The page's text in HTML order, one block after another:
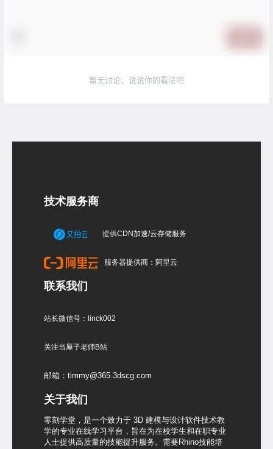
暂无讨论，说说你的看法吧
技术服务商
提供CDN加速/云存储服务
服务器提供商：阿里云
联系我们
站长微信号：linck002
关注当厘子老师B站
邮箱：timmy@365.3dscg.com
关于我们
零刻学堂，是一个致力于 3D 建模与设计软件技术教
学的专业在线学习平台，旨在为在校学生和在职专业
人士提供高质量的技能提升服务。需要Rhino技能培